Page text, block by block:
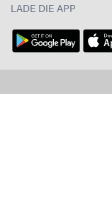
LADE DIE APP